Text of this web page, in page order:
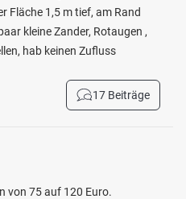
Fläche 1,5 m tief, am Rand
kleine Zander, Rotaugen ,
hab keinen Zufluss
17 Beiträge
von 75 auf 120 Euro.